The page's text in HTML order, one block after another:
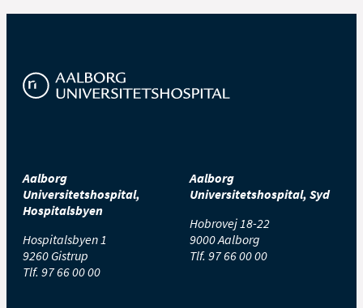
Aalborg
Universitetshospital,
Hospitalsbyen
Hospitalsbyen 1
9260 Gistrup
Tlf. 97 66 00 00
Aalborg
Universitetshospital, Syd
Hobrovej 18-22
9000 Aalborg
Tlf. 97 66 00 00